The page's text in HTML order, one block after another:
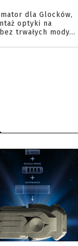
dla Glocków,
optyki na
trwałych mody...